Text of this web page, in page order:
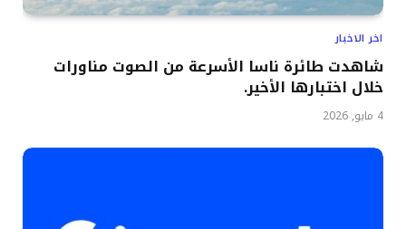
اخر الاخبار
شاهدت طائرة ناسا الأسرعة من الصوت مناورات
خلال اختبارها الأخير.
4 مايو, 2026